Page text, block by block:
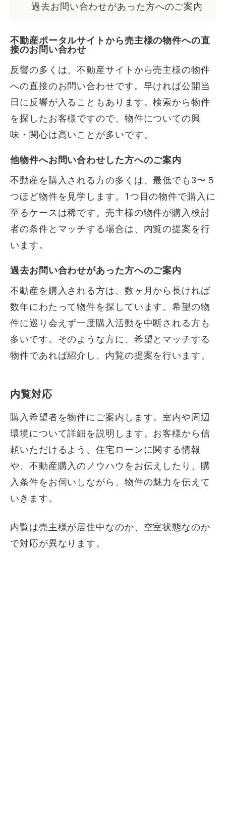
過去お問い合わせがあった方へのご案内
不動産ポータルサイトから売主様の物件への直
接のお問い合わせ
反響の多くは、不動産サイトから売主様の物件
への直接のお問い合わせです。早ければ公開当
日に反響が入ることもあります。検索から物件
を探したお客様ですので、物件についての興
味・関心は高いことが多いです。
他物件へお問い合わせした方へのご案内
不動産を購入される方の多くは、最低でも3〜５
つほど物件を見学します。1つ目の物件で購入に
至るケースは稀です。売主様の物件が購入検討
者の条件とマッチする場合は、内覧の提案を行
います。
過去お問い合わせがあった方へのご案内
不動産を購入される方は、数ヶ月から長ければ
数年にわたって物件を探しています。希望の物
件に巡り会えず一度購入活動を中断される方も
多いです。そのような方に、希望とマッチする
物件であれば紹介し、内覧の提案を行います。
内覧対応
購入希望者を物件にご案内します。室内や周辺
環境について詳細を説明します。お客様から信
頼いただけるよう、住宅ローンに関する情報
や、不動産購入のノウハウをお伝えしたり、購
入条件をお伺いしながら、物件の魅力を伝えて
いきます。
内覧は売主様が居住中なのか、空室状態なのか
で対応が異なります。